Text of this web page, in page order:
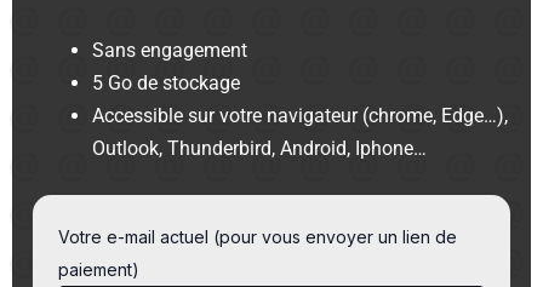
Sans engagement
5 Go de stockage
Accessible sur votre navigateur (chrome, Edge…),
Outlook, Thunderbird, Android, Iphone…
Votre e-mail actuel (pour vous envoyer un lien de
paiement)